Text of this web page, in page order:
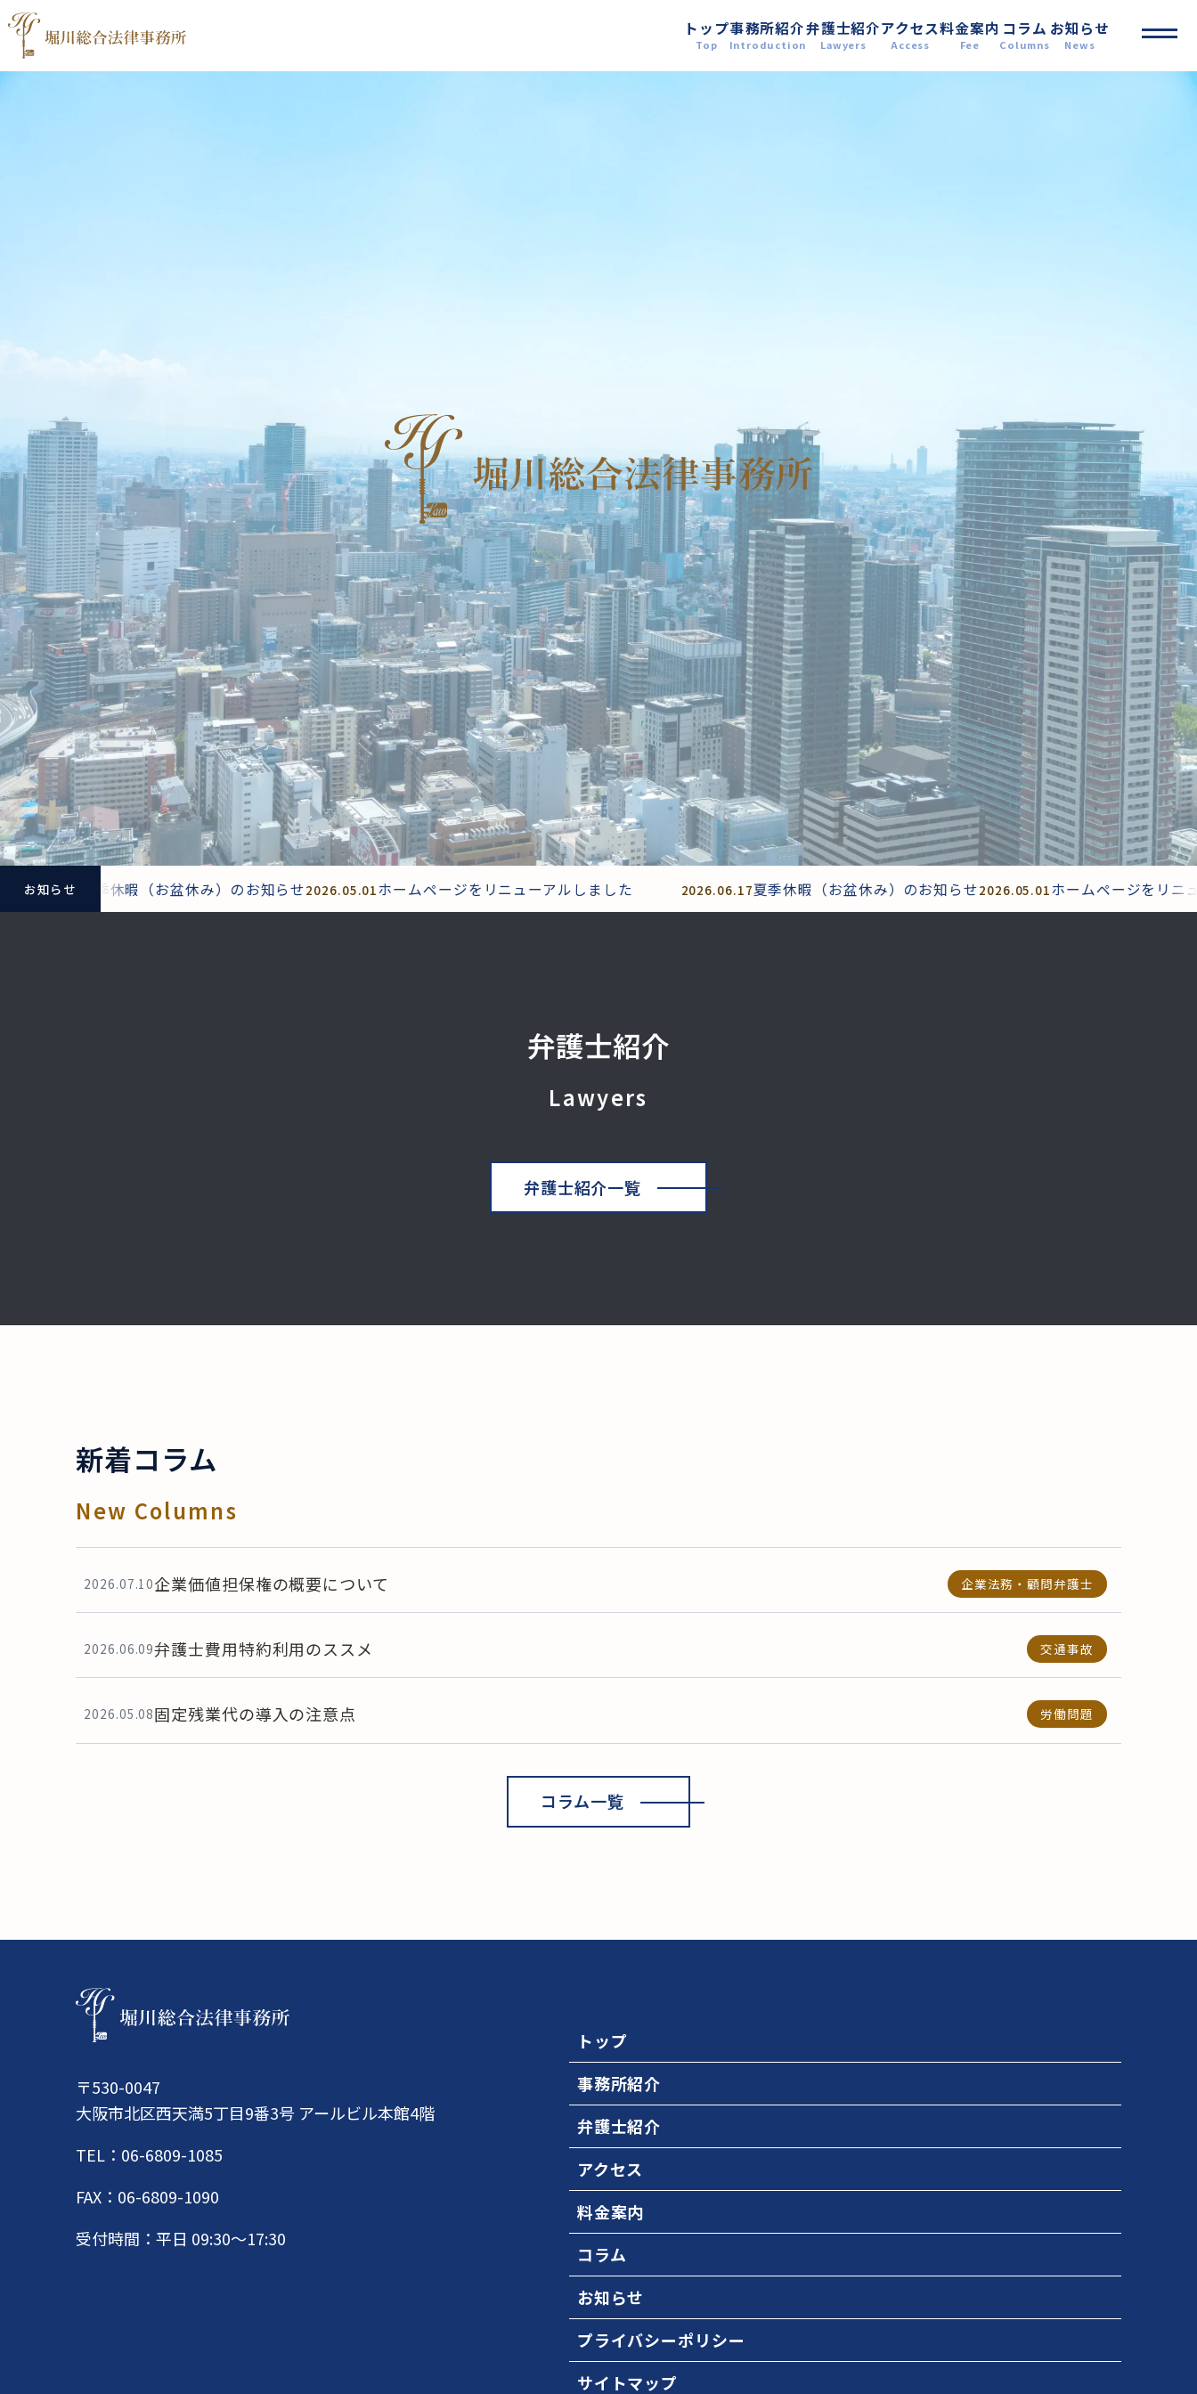
トップ
Top
事務所紹介
Introduction
弁護士紹介
Lawyers
アクセス
Access
料金案内
Fee
コラム
Columns
お知らせ
News
お知らせ夏季休暇（お盆休み）のお知らせ2026.05.01ホームページをリニューアルしました 2026.06.17夏季休暇（お盆休み）のお知らせ2026.05.01ホームページをリニュ
弁護士紹介
Lawyers
弁護士紹介一覧
新着コラム
New Columns
2026.07.10企業価値担保権の概要について 企業法務・顧問弁護士
2026.06.09弁護士費用特約利用のススメ 交通事故
2026.05.08固定残業代の導入の注意点 労働問題
コラム一覧
〒530-0047
大阪市北区西天満5丁目9番3号 アールビル本館4階
TEL：06-6809-1085
FAX：06-6809-1090
受付時間：平日 09:30〜17:30
トップ
事務所紹介
弁護士紹介
アクセス
料金案内
コラム
お知らせ
プライバシーポリシー
サイトマップ